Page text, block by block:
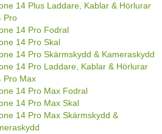
14 Plus Laddare, Kablar & Hörlurar
Pro
14 Pro Fodral
14 Pro Skal
14 Pro Skärmskydd & Kameraskydd
14 Pro Laddare, Kablar & Hörlurar
Pro Max
14 Pro Max Fodral
14 Pro Max Skal
14 Pro Max Skärmskydd &